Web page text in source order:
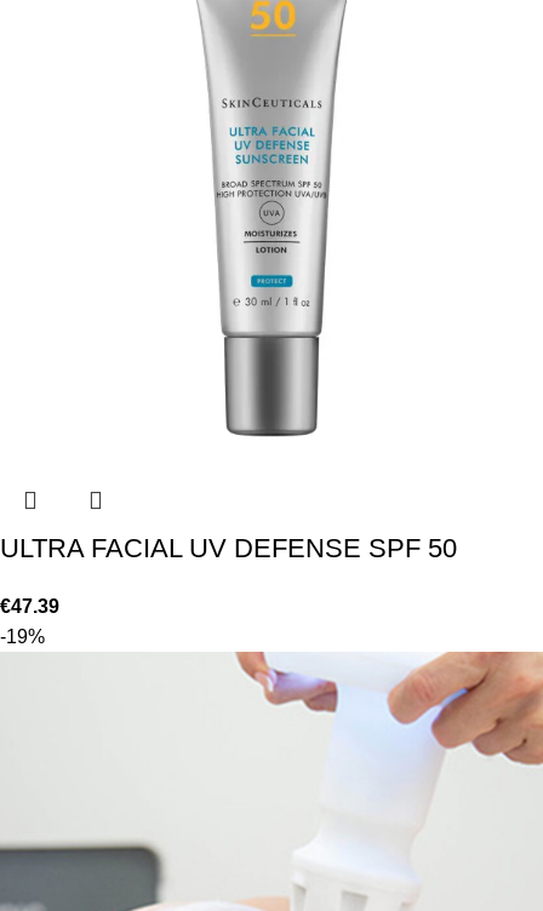
ULTRA FACIAL UV DEFENSE SPF 50
€47.39
-19%